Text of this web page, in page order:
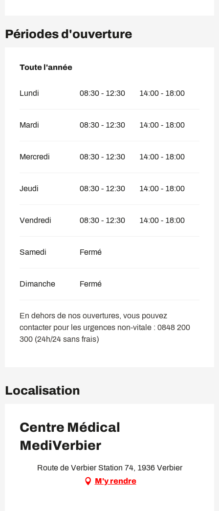
Périodes d'ouverture
Toute l'année
Toute l'année
Lundi 08:30 - 12:30 14:00 - 18:00
Mardi 08:30 - 12:30 14:00 - 18:00
Mercredi 08:30 - 12:30 14:00 - 18:00
Jeudi 08:30 - 12:30 14:00 - 18:00
Vendredi 08:30 - 12:30 14:00 - 18:00
Samedi Fermé
Dimanche Fermé
En dehors de nos ouvertures, vous pouvez
contacter pour les urgences non-vitale : 0848 200
300 (24h/24 sans frais)
Localisation
Centre Médical
MediVerbier
Route de Verbier Station 74, 1936 Verbier
M'y rendre